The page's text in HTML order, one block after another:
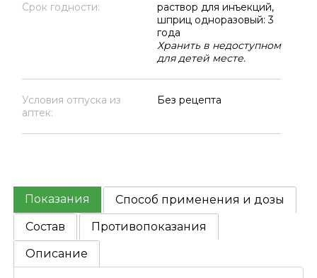
Срок годности:
раствор для инъекций,
шприц одноразовый: 3
года
Хранить в недоступном
для детей месте.
Условия отпуска из
аптек:
Без рецепта
Показания
Способ применения и дозы
Состав
Противопоказания
Описание